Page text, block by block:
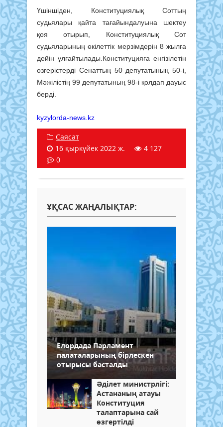
Үшіншіден, Конституциялық Соттың
судьялары қайта тағайындалуына шектеу
қоя отырып, Конституциялық Сот
судьяларының өкілеттік мерзімдерін 8 жылға
дейін ұлғайтылады.Конституцияға енгізілетін
өзгерістерді Сенаттың 50 депутатының 50-і,
Мәжілістің 99 депутатының 98-і қолдап дауыс
берді.
kyzylorda-news.kz
Саясат
16 қыркүйек 2022 ж.
4 127
0
ҰҚСАС ЖАҢАЛЫҚТАР:
Елордада Парламент
палаталарының бірлескен
отырысы басталды
Әділет министрлігі:
Астананың атауы
Конституция
талаптарына сай
өзгертілді